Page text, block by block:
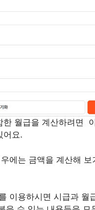
월급을 계산하려면
어요.
에는 금액을 계산해
이용하시면 시급과